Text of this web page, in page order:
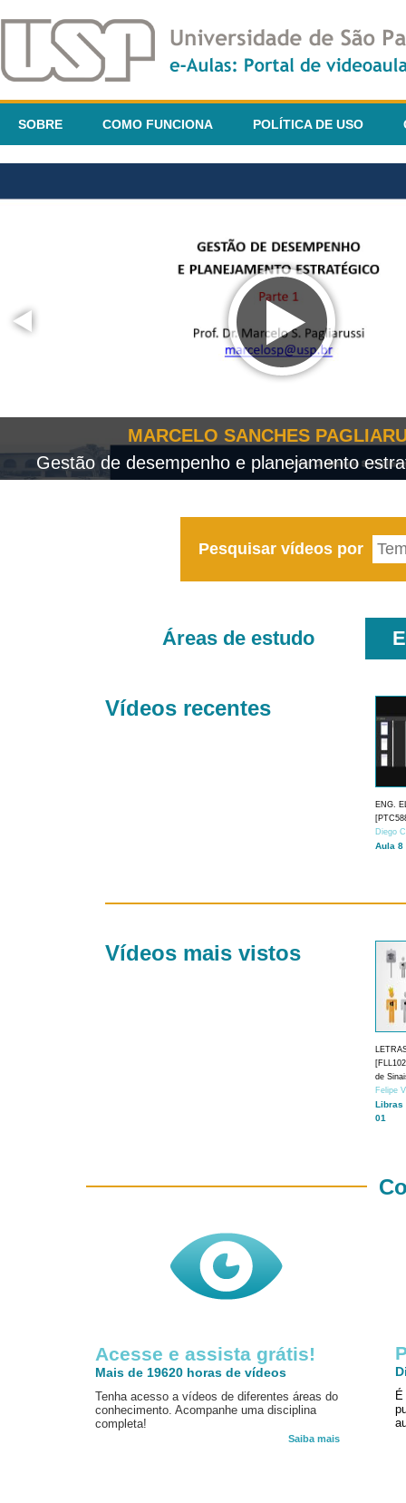
SOBRE COMO FUNCIONA POLÍTICA DE USO
MARCELO SANCHES
Gestão de desempenho e planejamento
Pesquisar vídeos por
Áreas de estudo
Vídeos recentes
ENG.
Diego
Aula 8
Vídeos mais vistos
de
Felipe
Libras
01
Acesse e assista grátis!
Mais de 19620 horas de vídeos
Tenha acesso a vídeos de diferentes áreas do
conhecimento. Acompanhe uma disciplina
completa!
Saiba mais